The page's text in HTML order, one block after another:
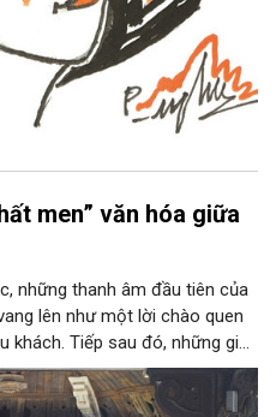
men” văn hóa giữa
những thanh âm đầu tiên của
lên như một lời chào quen
khách. Tiếp sau đó, những giai
lượt cất lên qua phần biểu
và các nghệ sĩ Bình Minh Jazz